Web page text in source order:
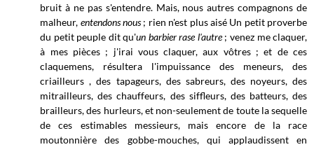
bruit à ne pas s'entendre. Mais, nous autres compagnons de
malheur, entendons nous; rien n'est plus aisé Un petit proverbe
du petit peuple ditqu'un barbier rase l'autre; venez me claquer,
à mes pièces ; j'irai vous claquer, aux vôtres ; et de ces
claquemens, résultera l'impuissance des meneurs, des
criailleurs , des tapageurs, des sabreurs, des noyeurs, des
mitrailleurs, des chauffeurs, des siffleurs, des batteurs, des
brailleurs, des hurleurs, et non-seulement de toute la sequelle
de ces estimables messieurs, mais encore de la race
moutonnière des gobbe-mouches, qui applaudissent en